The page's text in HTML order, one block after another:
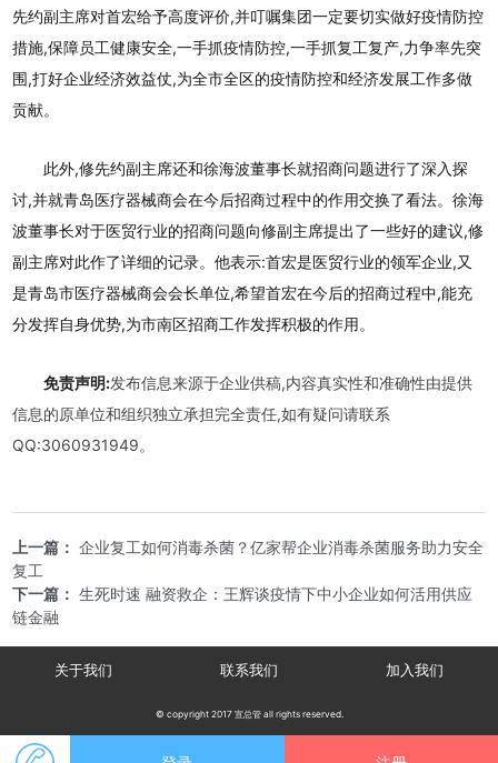
先约副主席对首宏给予高度评价,并叮嘱集团一定要切实做好疫情防控
措施,保障员工健康安全,一手抓疫情防控,一手抓复工复产,力争率先突
围,打好企业经济效益仗,为全市全区的疫情防控和经济发展工作多做
贡献。
此外,修先约副主席还和徐海波董事长就招商问题进行了深入探
讨,并就青岛医疗器械商会在今后招商过程中的作用交换了看法。徐海
波董事长对于医贸行业的招商问题向修副主席提出了一些好的建议,修
副主席对此作了详细的记录。他表示:首宏是医贸行业的领军企业,又
是青岛市医疗器械商会会长单位,希望首宏在今后的招商过程中,能充
分发挥自身优势,为市南区招商工作发挥积极的作用。
免责声明:发布信息来源于企业供稿,内容真实性和准确性由提供
信息的原单位和组织独立承担完全责任,如有疑问请联系
QQ:3060931949。
上一篇： 企业复工如何消毒杀菌？亿家帮企业消毒杀菌服务助力安全
复工
下一篇： 生死时速 融资救企：王辉谈疫情下中小企业如何活用供应
链金融
关于我们 联系我们 加入我们
© copyright 2017 宣总管 all rights reserved.